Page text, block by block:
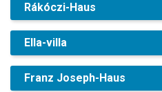
Rákóczi-Haus
Ella-villa
Franz Joseph-Haus